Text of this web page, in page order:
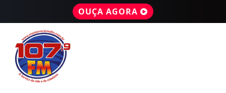
OUÇA AGORA